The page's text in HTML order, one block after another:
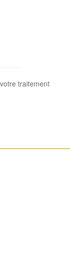
traitement